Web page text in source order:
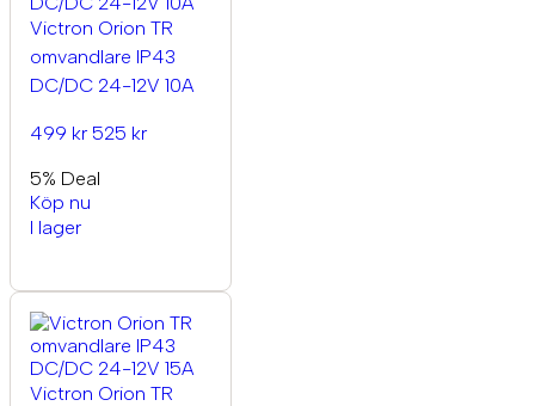
Victron Orion TR
omvandlare IP43
DC/DC 24-12V 10A
499 kr 525 kr
5% Deal
Köp nu
I lager
Victron Orion TR